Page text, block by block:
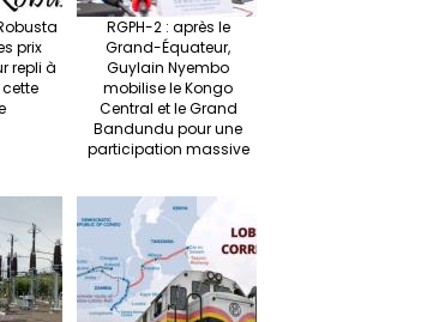
prix
repli à
cette
RGPH-2 : après le
Grand-Équateur,
Guylain Nyembo
mobilise le Kongo
Central et le Grand
Bandundu pour une
participation massive